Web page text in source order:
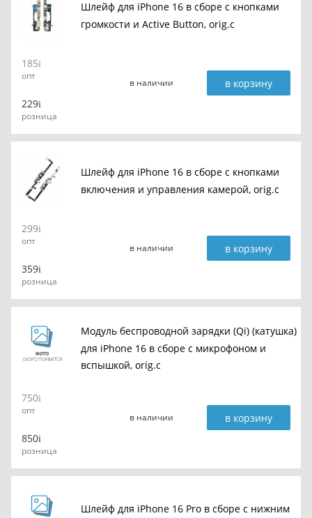
Шлейф для iPhone 16 в сборе c кнопками
громкости и Active Button, orig.c
185
опт
229
розница
в наличии в корзину
Шлейф для iPhone 16 в сборе c кнопками
включения и управления камерой, orig.c
299
опт
359
розница
в наличии в корзину
Модуль беспроводной зарядки (Qi) (катушка)
для iPhone 16 в сборе с микрофоном и
вспышкой, orig.c
750
опт
850
розница
в наличии в корзину
Шлейф для iPhone 16 Pro в сборе с нижним